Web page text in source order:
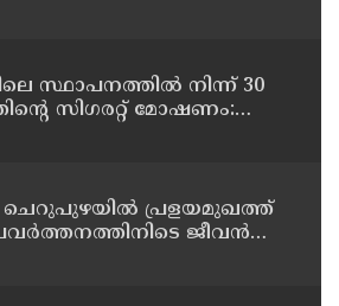
സ്ഥാപനത്തിൽ നിന്ന് 30
സിഗരറ്റ് മോഷണം:
പ്രളയമുഖത്ത്
ജീവൻ